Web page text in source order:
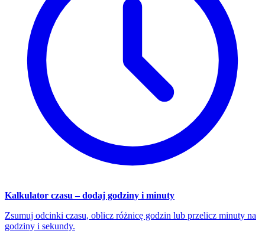
Kalkulator czasu – dodaj godziny i minuty
Zsumuj odcinki czasu, oblicz różnicę godzin lub przelicz minuty na
godziny i sekundy.